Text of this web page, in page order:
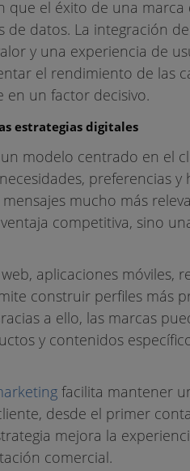
que el éxito de una
datos. La integración
y una experiencia de
el rendimiento de las
un factor decisivo.
estrategias digitales
modelo centrado en el
preferencias y
mucho más
competitiva, sino
aplicaciones móviles,
construir perfiles más
a ello, las marcas
y contenidos
facilita mantener
desde el primer
mejora la
comercial.